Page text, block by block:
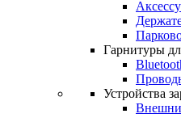
Гарнитуры
Устройства